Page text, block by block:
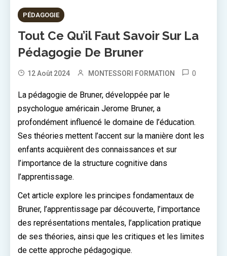
PÉDAGOGIE
Tout Ce Qu’il Faut Savoir Sur La
Pédagogie De Bruner
12 Août 2024 MONTESSORI FORMATION 0
La pédagogie de Bruner, développée par le
psychologue américain Jerome Bruner, a
profondément influencé le domaine de l’éducation.
Ses théories mettent l’accent sur la manière dont les
enfants acquièrent des connaissances et sur
l’importance de la structure cognitive dans
l’apprentissage.
Cet article explore les principes fondamentaux de
Bruner, l’apprentissage par découverte, l’importance
des représentations mentales, l’application pratique
de ses théories, ainsi que les critiques et les limites
de cette approche pédagogique.